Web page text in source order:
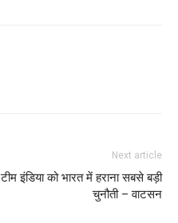
Next article
टीम इंडिया को भारत में हराना सबसे बड़ी
चुनौती – वाटसन